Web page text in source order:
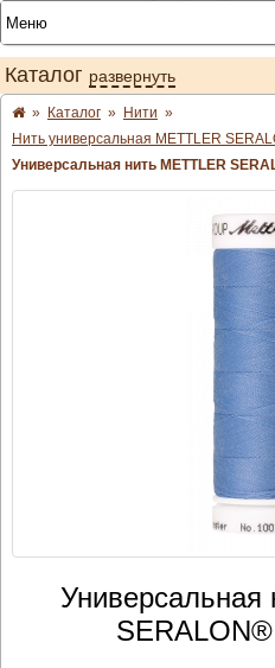
Каталог развернуть
» Каталог » Нити »
Нить универсальная METTLER
Универсальная нить METTLER
Универсальная